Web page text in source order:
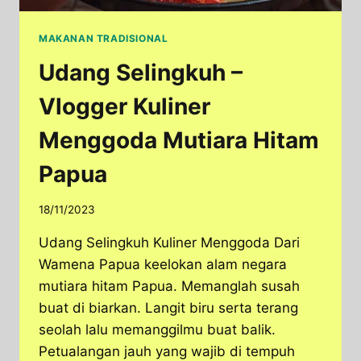
MAKANAN TRADISIONAL
Udang Selingkuh –
Vlogger Kuliner
Menggoda Mutiara Hitam
Papua
18/11/2023
Udang Selingkuh Kuliner Menggoda Dari
Wamena Papua keelokan alam negara
mutiara hitam Papua. Memanglah susah
buat di biarkan. Langit biru serta terang
seolah lalu memanggilmu buat balik.
Petualangan jauh yang wajib di tempuh